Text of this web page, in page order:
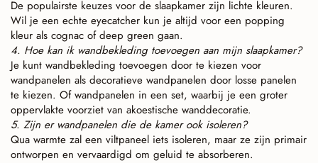
De populairste keuzes voor de slaapkamer zijn lichte kleuren.
Wil je een echte eyecatcher kun je altijd voor een popping
kleur als cognac of deep green gaan.
4. Hoe kan ik wandbekleding toevoegen aan mijn slaapkamer?
Je kunt wandbekleding toevoegen door te kiezen voor
wandpanelen als decoratieve wandpanelen door losse panelen
te kiezen. Of wandpanelen in een set, waarbij je een groter
oppervlakte voorziet van akoestische wanddecoratie.
5. Zijn er wandpanelen die de kamer ook isoleren?
Qua warmte zal een viltpaneel iets isoleren, maar ze zijn primair
ontworpen en vervaardigd om geluid te absorberen.